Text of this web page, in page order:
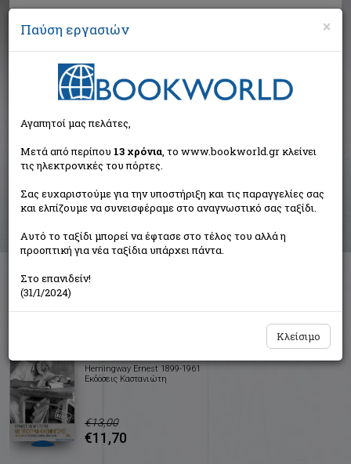
Αναζήτηση
Αποτελέσματα αναζήτησης
Συγγραφέας: Hemingway Ernest (64 βιβλία)
Ταξινόμηση ανά:
Hemingway Ernest 1899-1961
Εκδόσεις Καστανιώτη
€13,00
€11,70
×
Παύση εργασιών
Αγαπητοί μας πελάτες,
Μετά από περίπου 13 χρόνια, το www.bookworld.gr κλείνει
τις ηλεκτρονικές του πόρτες.
Σας ευχαριστούμε για την υποστήριξη και τις παραγγελίες σας
και ελπίζουμε να συνεισφέραμε στο αναγνωστικό σας ταξίδι.
Αυτό το ταξίδι μπορεί να έφτασε στο τέλος του αλλά η
προοπτική για νέα ταξίδια υπάρχει πάντα.
Στο επανιδείν!
(31/1/2024)
Κλείσιμο